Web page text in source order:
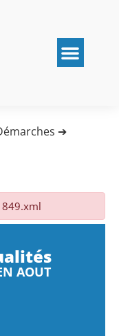
➔
AOUT